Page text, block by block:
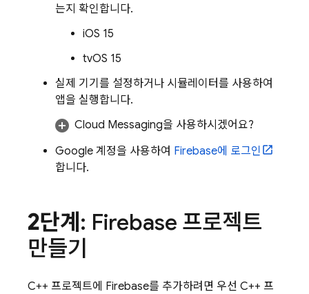
는지 확인합니다.
iOS 15
tvOS 15
실제 기기를 설정하거나 시뮬레이터를 사용하여
앱을 실행합니다.
Cloud Messaging을 사용하시겠어요?
Google 계정을 사용하여 Firebase에 로그인
합니다.
2단계 : Firebase 프로젝트
만들기
C++ 프로젝트에 Firebase를 추가하려면 우선 C++ 프